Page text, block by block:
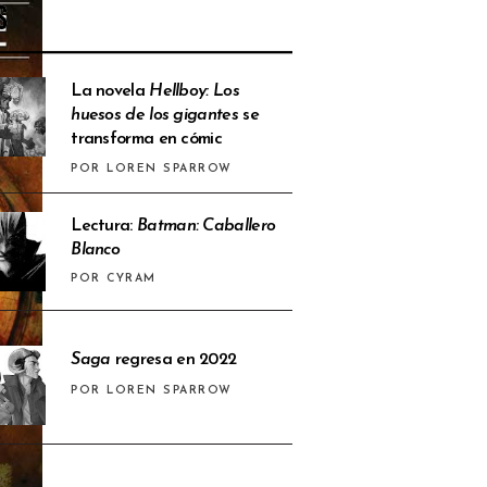
La novela Hellboy: Los
huesos de los gigantesse
transforma en cómic
POR LOREN SPARROW
Lectura: Batman: Caballero
Blanco
POR CYRAM
Saga regresa en 2022
POR LOREN SPARROW